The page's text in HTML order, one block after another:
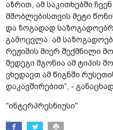
აზრით, ამ საკითხებში
მშობლებისთვის მეტი
და ზოგადად
გამოცვლა. ამ
რეჟიმის მიერ შექმნილი
შედეგი მგონია ამ ტიპის
ვხედავთ ამ წიგნში
დაკავშირებით“, -
"ინტერპრესნიუსი"